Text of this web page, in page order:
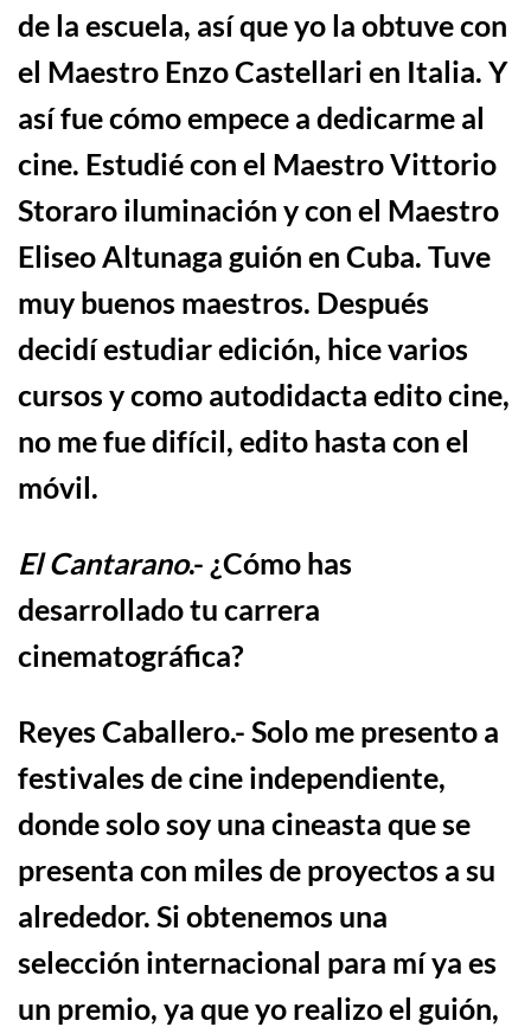
de la escuela, así que yo la obtuve con
el Maestro Enzo Castellari en Italia. Y
así fue cómo empece a dedicarme al
cine. Estudié con el Maestro Vittorio
Storaro iluminación y con el Maestro
Eliseo Altunaga guión en Cuba. Tuve
muy buenos maestros. Después
decidí estudiar edición, hice varios
cursos y como autodidacta edito cine,
no me fue difícil, edito hasta con el
móvil.
El Cantarano.- ¿Cómo has
desarrollado tu carrera
cinematográfica?
Reyes Caballero.- Solo me presento a
festivales de cine independiente,
donde solo soy una cineasta que se
presenta con miles de proyectos a su
alrededor. Si obtenemos una
selección internacional para mí ya es
un premio, ya que yo realizo el guión,